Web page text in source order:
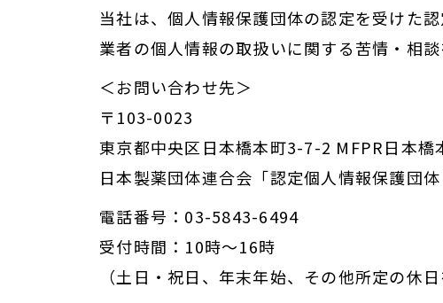
当社は、個人情報保護団体の認定を受けた
業者の個人情報の取扱いに関する苦情・相談
＜お問い合わせ先＞
〒103-0023
東京都中央区日本橋本町3-7-2 MFPR日本橋
日本製薬団体連合会「認定個人情報保護団体
電話番号：03-5843-6494
受付時間：10時～16時
（土日・祝日、年末年始、その他所定の休日